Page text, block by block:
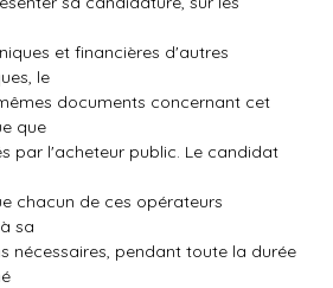
et financières d'autres
le
documents concernant cet
que
par l'acheteur public. Le candidat
chacun de ces opérateurs
sa
nécessaires, pendant toute la durée